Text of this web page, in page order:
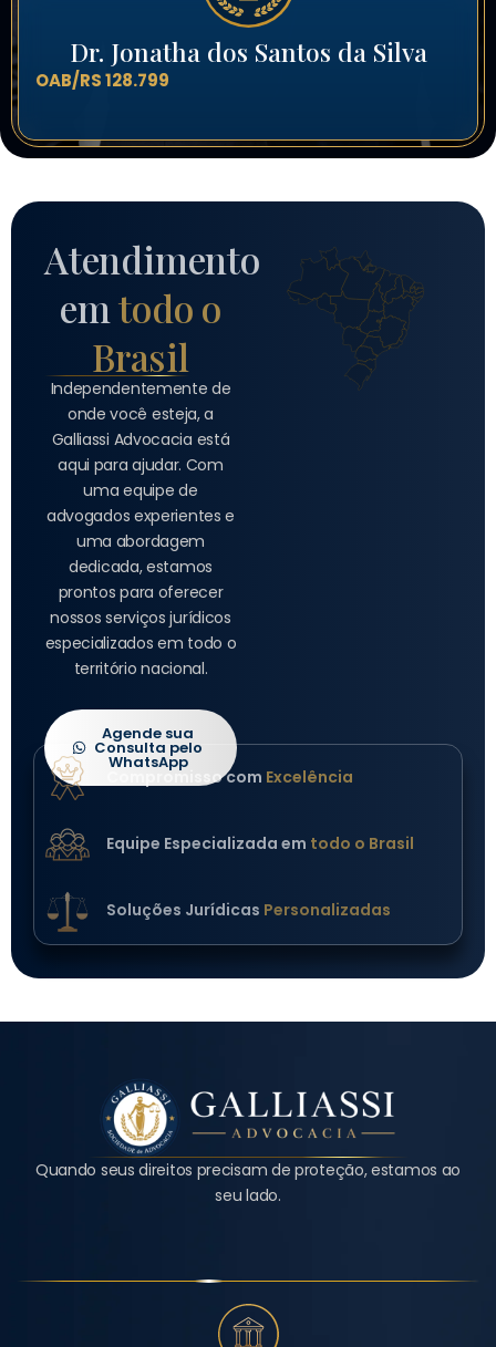
Dr. Jonatha dos Santos da Silva
OAB/RS 128.799
Atendimento
emtodo o
Brasil
Independentemente de
onde você esteja, a
Galliassi Advocacia está
aqui para ajudar. Com
uma equipe de
advogados experientes e
uma abordagem
dedicada, estamos
prontos para oferecer
nossos serviços jurídicos
especializados em todo o
território nacional.
Agende sua
Consulta pelo
WhatsApp
Compromisso com Excelência
Equipe Especializada em todo o Brasil
Soluções Jurídicas Personalizadas
Quando seus direitos precisam de proteção, estamos ao
seu lado.